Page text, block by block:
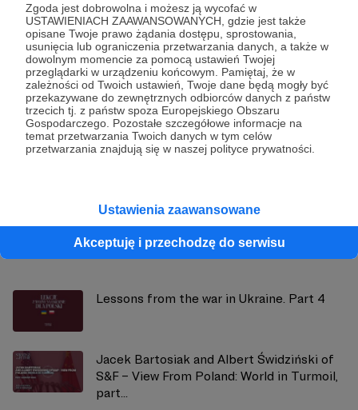
Zgoda jest dobrowolna i możesz ją wycofać w
USTAWIENIACH ZAAWANSOWANYCH, gdzie jest także
opisane Twoje prawo żądania dostępu, sprostowania,
usunięcia lub ograniczenia przetwarzania danych, a także w
dowolnym momencie za pomocą ustawień Twojej
przeglądarki w urządzeniu końcowym. Pamiętaj, że w
zależności od Twoich ustawień, Twoje dane będą mogły być
przekazywane do zewnętrznych odbiorców danych z państw
trzecich tj. z państw spoza Europejskiego Obszaru
Gospodarczego. Pozostałe szczegółowe informacje na
temat przetwarzania Twoich danych w tym celów
przetwarzania znajdują się w naszej polityce prywatności.
Ustawienia zaawansowane
Akceptuję i przechodzę do serwisu
Udostępnij
Strategy&Future
Zobacz również
Lessons from the war in Ukraine. Part 4
Jacek Bartosiak and Albert Świdziński of
S&F – View From Poland: World in Turmoil,
part...